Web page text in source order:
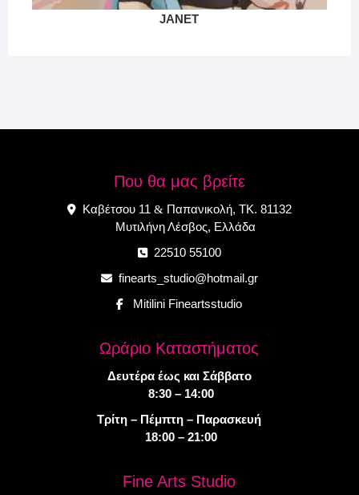
JANET
Που θα μας βρείτε
Καβέτσου 11 &Παπανικολή, ΤΚ. 81132
Μυτιλήνη Λέσβος, Ελλάδα
22510 55100
finearts_studio@hotmail.gr
Mitilini Fineartsstudio
Ωράριο Καταστήματος
Δευτέρα έως και Σάββατο
8:30 – 14:00
Τρίτη – Πέμπτη – Παρασκευή
18:00 – 21:00
Fine Arts Studio